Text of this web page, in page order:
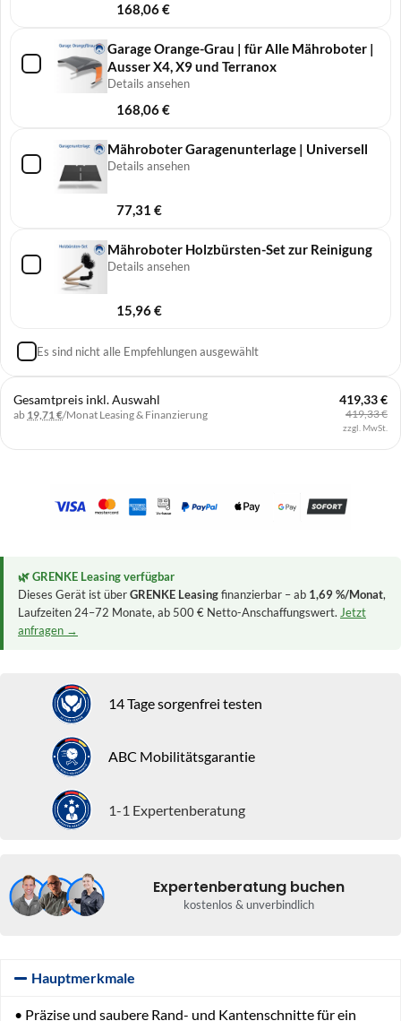
168,06€
Garage Orange-Grau | für Alle Mähroboter |
Ausser X4, X9 und Terranox
Details ansehen
168,06€
Mähroboter Garagenunterlage | Universell
Details ansehen
77,31 €
Mähroboter Holzbürsten-Set zur Reinigung
Details ansehen
15,96€
Es sind nicht alle Empfehlungen ausgewählt
Gesamtpreis inkl. Auswahl
ab 19,71 €/Monat Leasing & Finanzierung
419,33 €
419,33 €
zzgl. MwSt.
🌿 GRENKE Leasing verfügbar
Dieses Gerät ist überGRENKE Leasingfinanzierbar – ab 1,69 %/Monat,
Laufzeiten 24–72 Monate, ab 500 € Netto-Anschaffungswert. Jetzt
anfragen →
14 Tage sorgenfrei testen
ABC Mobilitätsgarantie
1-1 Expertenberatung
Expertenberatung buchen
kostenlos & unverbindlich
Hauptmerkmale
• Präzise und saubere Rand- und Kantenschnitte für ein